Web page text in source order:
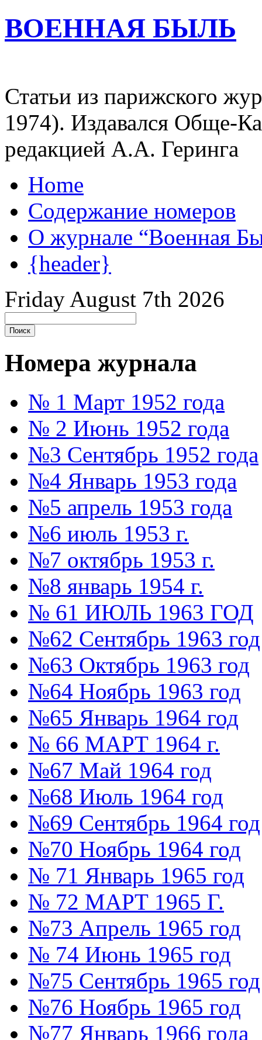
ВОЕННАЯ БЫЛЬ
Статьи из парижского
1974). Издавался Обще-
редакцией А.А. Геринга
Home
Содержание номеров
О журнале “Военная
{header}
Friday August 7th 2026
Номера журнала
№ 1 Март 1952 года
№ 2 Июнь 1952 года
№3 Сентябрь 1952 года
№4 Январь 1953 года
№5 апрель 1953 года
№6 июль 1953 г.
№7 октябрь 1953 г.
№8 январь 1954 г.
№ 61 ИЮЛЬ 1963 ГОД
№62 Сентябрь 1963 год
№63 Октябрь 1963 год
№64 Ноябрь 1963 год
№65 Январь 1964 год
№ 66 МАРТ 1964 г.
№67 Май 1964 год
№68 Июль 1964 год
№69 Сентябрь 1964 год
№70 Ноябрь 1964 год
№ 71 Январь 1965 год
№ 72 МАРТ 1965 Г.
№73 Апрель 1965 год
№ 74 Июнь 1965 год
№75 Сентябрь 1965 год
№76 Ноябрь 1965 год
№77 Январь 1966 года